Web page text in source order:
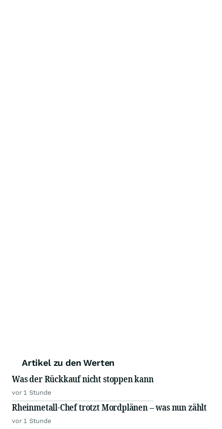
Artikel zu den Werten
Was der Rückkauf nicht stoppen kann
vor 1 Stunde
Rheinmetall-Chef trotzt Mordplänen – was nun zählt
vor 1 Stunde